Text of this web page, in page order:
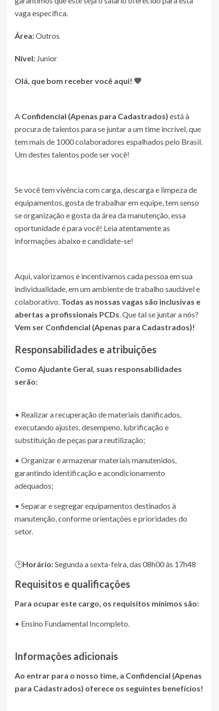
vaga específica.
Área:Outros
Nível: Junior
Olá, que bom receber você aqui! 💙
A Confidencial (Apenas para Cadastrados) está à
procura de talentos para se juntar a um time incrível, que
tem mais de 1000 colaboradores espalhados pelo Brasil.
Um destes talentos pode ser você!
Se você tem vivência com carga, descarga e limpeza de
equipamentos, gosta de trabalhar em equipe, tem senso
se organização e gosta da área da manutenção, essa
oportunidade é para você! Leia atentamente as
informações abaixo e candidate-se!
Aqui, valorizamos e incentivamos cada pessoa em sua
individualidade, em um ambiente de trabalho saudável e
colaborativo. Todas as nossas vagas são inclusivas e
abertas a profissionais PCDs. Que tal se juntar a nós?
Vem ser Confidencial (Apenas para Cadastrados)!
Responsabilidades e atribuições
Como Ajudante Geral, suas responsabilidades
serão:
• Realizar a recuperação de materiais danificados,
executando ajustes, desempeno, lubrificação e
substituição de peças para reutilização;
• Organizar e armazenar materiais manutenidos,
garantindo identificação e acondicionamento
adequados;
• Separar e segregar equipamentos destinados à
manutenção, conforme orientações e prioridades do
setor.
🕑Horário:Segunda a sexta-feira, das 08h00 às 17h48
Requisitos e qualificações
Para ocupar este cargo, os requisitos mínimos são:
• Ensino Fundamental Incompleto.
Informações adicionais
Ao entrar para o nosso time, a Confidencial (Apenas
para Cadastrados) oferece os seguintes benefícios!